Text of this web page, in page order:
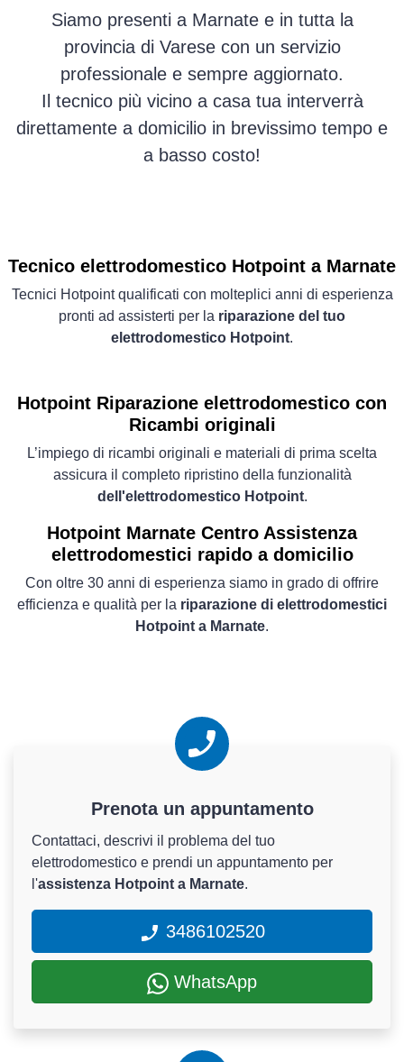
Siamo presenti a Marnate e in tutta la
provincia di Varese con un servizio
professionale e sempre aggiornato.
Il tecnico più vicino a casa tua interverrà
direttamente a domicilio in brevissimo tempo e
a basso costo!
Tecnico elettrodomestico Hotpoint a Marnate
Tecnici Hotpoint qualificati con molteplici anni di esperienza
pronti ad assisterti per la riparazione del tuo
elettrodomestico Hotpoint.
Hotpoint Riparazione elettrodomestico con
Ricambi originali
L’impiego di ricambi originali e materiali di prima scelta
assicura il completo ripristino della funzionalità
dell'elettrodomestico Hotpoint.
Hotpoint Marnate Centro Assistenza
elettrodomestici rapido a domicilio
Con oltre 30 anni di esperienza siamo in grado di offrire
efficienza e qualità per la riparazione di elettrodomestici
Hotpoint a Marnate.
Prenota un appuntamento
Contattaci, descrivi il problema del tuo
elettrodomestico e prendi un appuntamento per
l'assistenza Hotpoint a Marnate.
3486102520
WhatsApp